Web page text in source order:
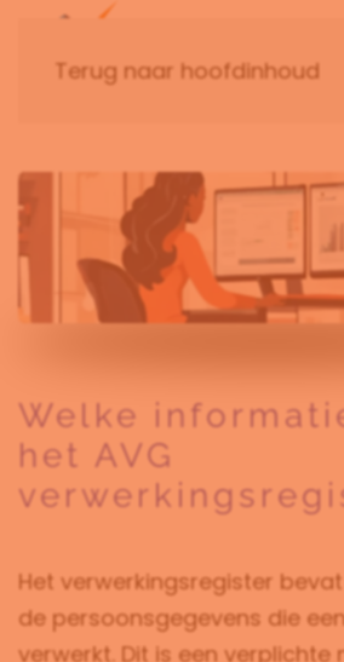
Terug naar hoofdinhoud
Welke
het AVG
Het verwerkingsregister
de persoonsgegevens die
verwerkt. Dit is een